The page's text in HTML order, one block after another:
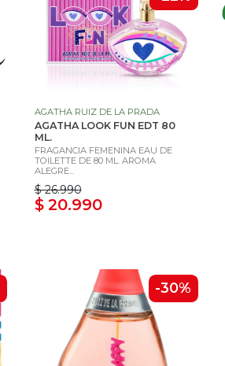
AGATHA RUIZ DE LA PRADA
AGATHA LOOK FUN EDT 80
ML.
FRAGANCIA FEMENINA EAU DE
TOILETTE DE 80 ML. AROMA
ALEGRE...
$ 26.990
$ 20.990
-30%